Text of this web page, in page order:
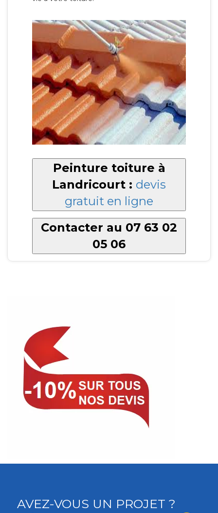
Peinture toiture à
Landricourt : devis
gratuit en ligne
Contacter au 07 63 02
05 06
AVEZ-VOUS UN PROJET ?